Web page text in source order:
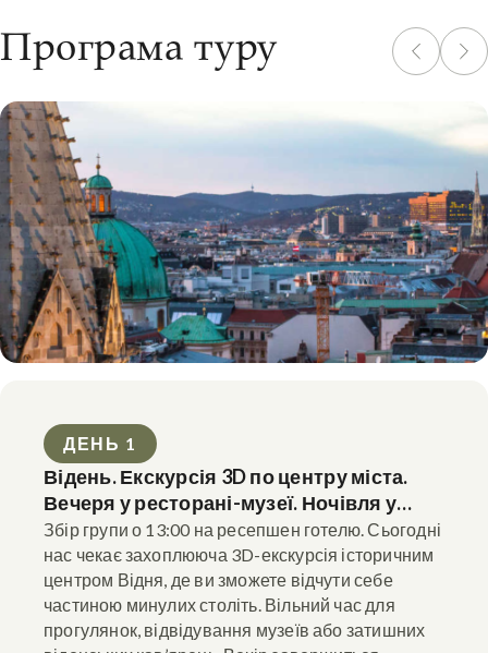
Програма туру
ДЕНЬ 1
Відень. Екскурсія 3D по центру міста.
Вечеря у ресторані-музеї. Ночівля у
Відні.
Збір групи о 13:00 на ресепшен готелю. Сьогодні
нас чекає захоплююча 3D-екскурсія історичним
центром Відня, де ви зможете відчути себе
частиною минулих століть. Вільний час для
прогулянок, відвідування музеїв або затишних